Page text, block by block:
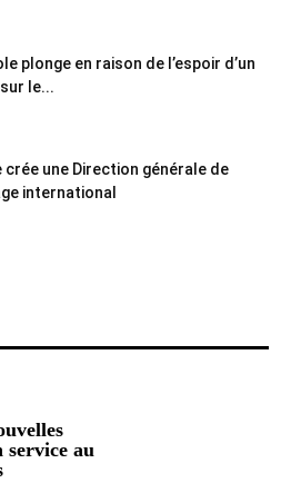
plonge en raison de l’espoir d’un
le...
crée une Direction générale de
international
service au